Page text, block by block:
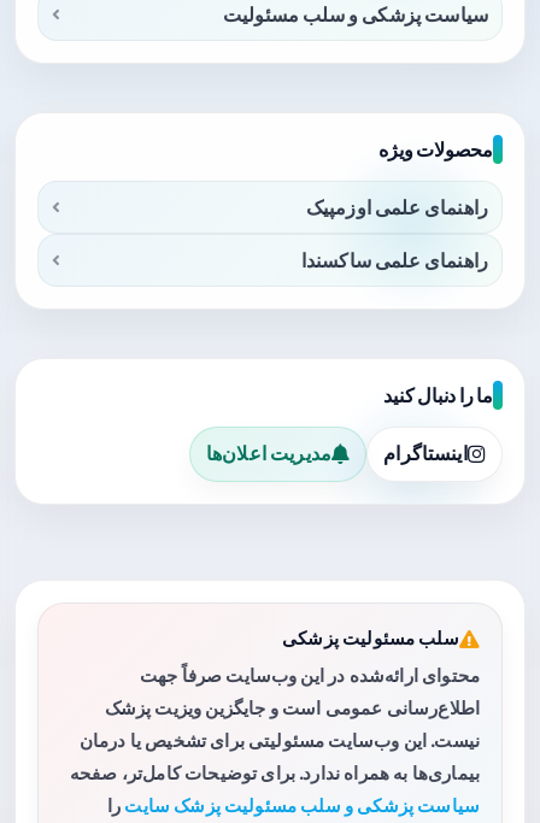
سیاست پزشکی و سلب مسئولیت
محصولات ویژه
راهنمای علمی اوزمپیک
راهنمای علمی ساکسندا
ما را دنبال کنید
اینستاگرام مدیریت اعلان‌ها
سلب مسئولیت پزشکی
محتوای ارائه‌شده در این وب‌سایت صرفاً جهت
اطلاع‌رسانی عمومی است و جایگزین ویزیت پزشک
نیست. این وب‌سایت مسئولیتی برای تشخیص یا درمان
بیماری‌ها به همراه ندارد. برای توضیحات کامل‌تر، صفحه
سیاست پزشکی و سلب مسئولیت پزشک سایت را